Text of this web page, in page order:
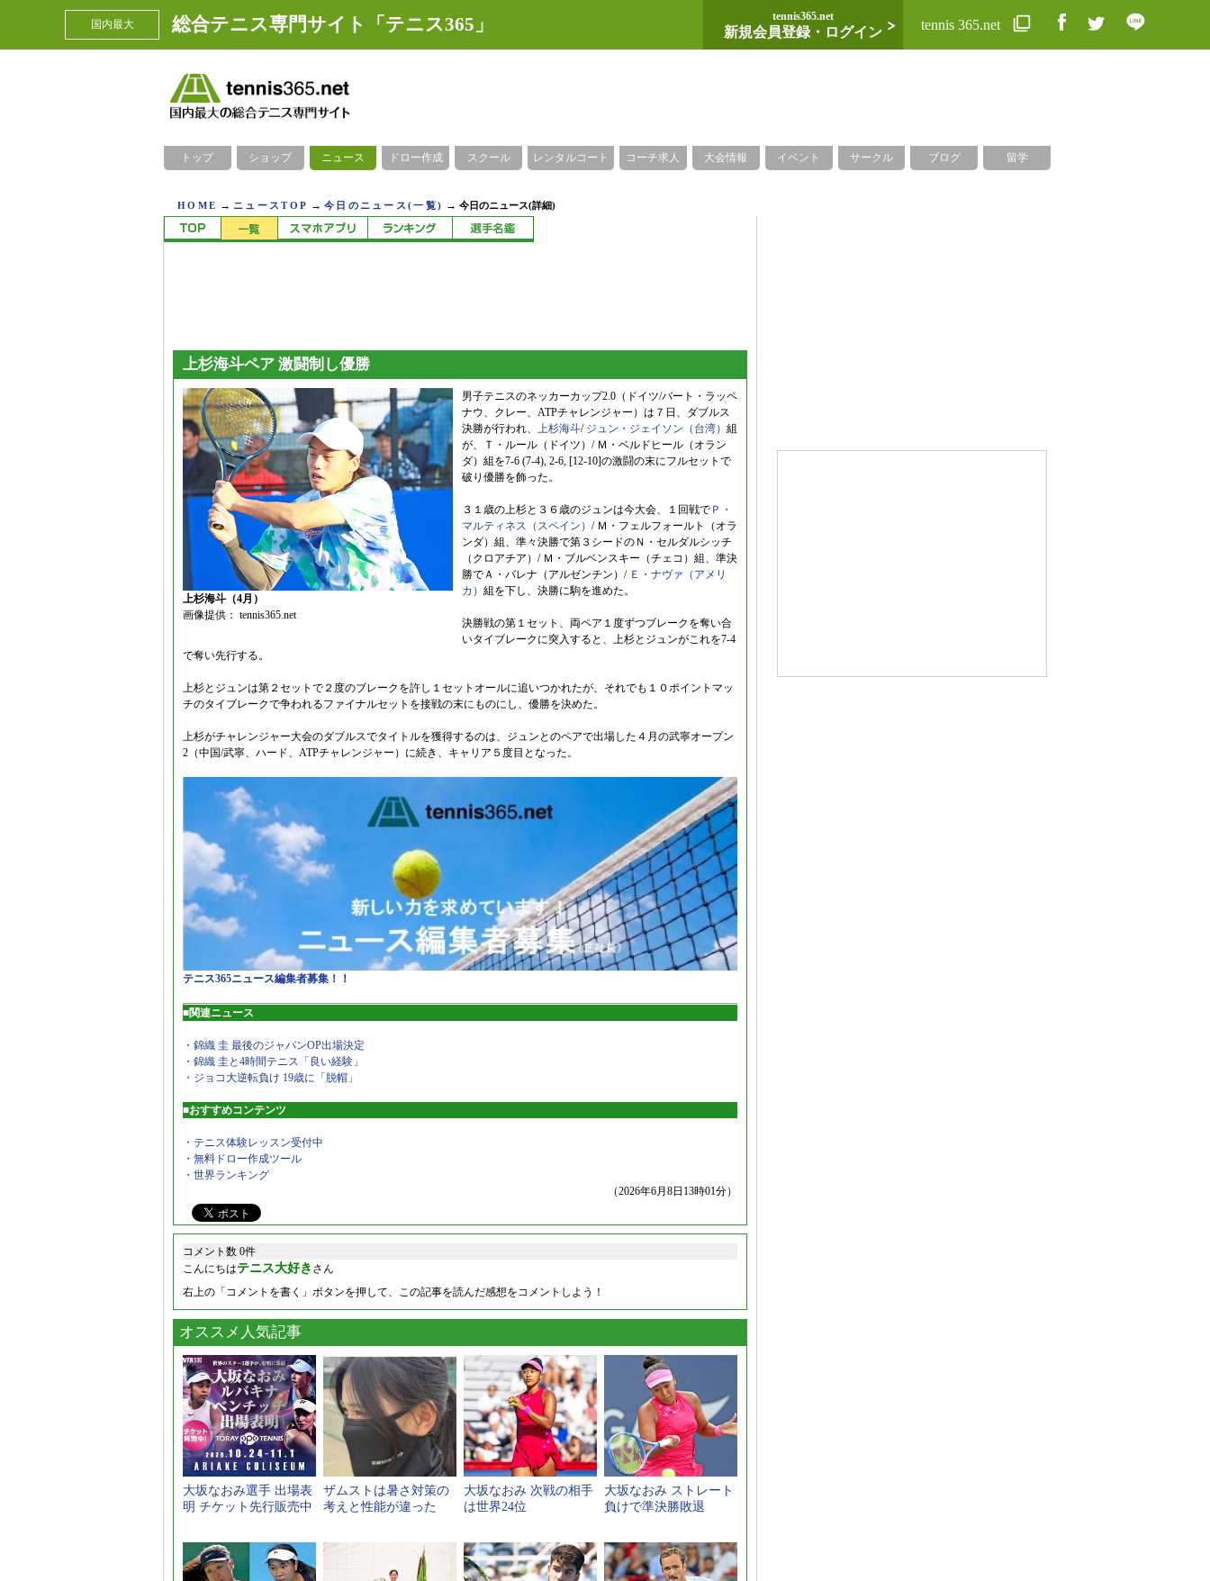
国内最大 総合テニス専門サイト「テニス365」 tennis365.net
新規会員登録・ログイン tennis 365.net
トップ ショップ ニュース ドロー作成 スクール レンタルコート コーチ求人 大会情報 イベント サークル ブログ 留学
HOME → ニュースTOP →今日のニュース(一覧) →今日のニュース(詳細)
上杉海斗ペア 激闘制し優勝
上杉海斗（4月）
画像提供： tennis365.net
男子テニスのネッカーカップ2.0（ドイツ/バート・ラッペ
ナウ、クレー、ATPチャレンジャー）は７日、ダブルス
決勝が行われ、 上杉海斗/ ジュン・ジェイソン（台湾） 組
が、Ｔ・ルール（ドイツ）/ Ｍ・ベルドヒール（オラン
ダ）組を7-6 (7-4), 2-6, [12-10]の激闘の末にフルセットで
破り優勝を飾った。
３１歳の上杉と３６歳のジュンは今大会、１回戦で Ｐ・
マルティネス（スペイン） / Ｍ・フェルフォールト（オラ
ンダ）組、準々決勝で第３シードのＮ・セルダルシッチ
（クロアチア）/ Ｍ・ブルベンスキー（チェコ）組、準決
勝でＡ・バレナ（アルゼンチン）/ Ｅ・ナヴァ（アメリ
カ） 組を下し、決勝に駒を進めた。
決勝戦の第１セット、両ペア１度ずつブレークを奪い合
いタイブレークに突入すると、上杉とジュンがこれを7-4
で奪い先行する。
上杉とジュンは第２セットで２度のブレークを許し１セットオールに追いつかれたが、それでも１０ポイントマッ
チのタイブレークで争われるファイナルセットを接戦の末にものにし、優勝を決めた。
上杉がチャレンジャー大会のダブルスでタイトルを獲得するのは、ジュンとのペアで出場した４月の武寧オープン
2（中国/武寧、ハード、ATPチャレンジャー）に続き、キャリア５度目となった。
テニス365ニュース編集者募集！！
■関連ニュース
・錦織 圭 最後のジャパンOP出場決定
・錦織 圭と4時間テニス「良い経験」
・ジョコ大逆転負け 19歳に「脱帽」
■おすすめコンテンツ
・テニス体験レッスン受付中
・無料ドロー作成ツール
・世界ランキング
（2026年6月8日13時01分）
コメント数 0件
こんにちはテニス大好き さん
右上の「コメントを書く」ボタンを押して、この記事を読んだ感想をコメントしよう！
オススメ人気記事
大坂なおみ選手 出場表
明 チケット先行販売中
ザムストは暑さ対策の
考えと性能が違った
大坂なおみ 次戦の相手
は世界24位
大坂なおみ ストレート
負けで準決勝敗退